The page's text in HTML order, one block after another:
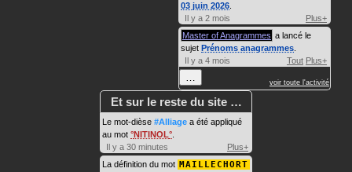
03 juin 2026
Il y a 2 mois
Plus+
Master of Anagrammes a lancé le
sujet Prénoms anagrammes
Il y a 4 mois
Tout Plus+
… voir toute l'activité
Et sur le reste du site …
Le mot-dièse #Alliage a été appliqué
au mot NITINOL
Il y a 30 minutes
Plus+
La définition du mot MAILLECHORT